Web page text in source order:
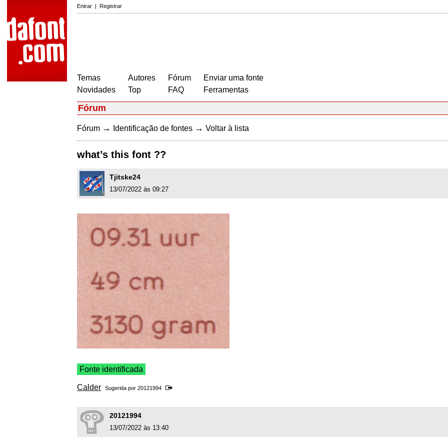
Entrar | Registrar
Temas
Novidades
Autores
Top
Fórum
FAQ
Enviar uma fonte
Ferramentas
Fórum
Fórum → Identificação de fontes → Voltar à lista
what’s this font ??
Tjitske24
13/07/2022 às 09:27
Fonte identificada
Calder Sugerida por 20121994
20121994
13/07/2022 às 13:40